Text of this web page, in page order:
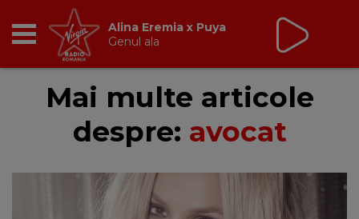
RADIO
BREAKFAST
TIC TALK
Virgin Radio Music
cu Alina Chinie
19:00 - 21:00
Mai multe articole
despre: avocat